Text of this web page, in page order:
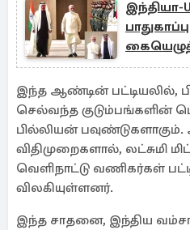
இந்தியா-
இந்த ஆண்டின் பட்டியலில்,
செல்வந்த குடும்பங்களின்
பில்லியன் பவுண்டுகளாகும்.
விதிமுறைகளால், லட்சுமி
வெளிநாட்டு வணிகர்கள்
விலகியுள்ளனர்.
இந்த சாதனை, இந்திய